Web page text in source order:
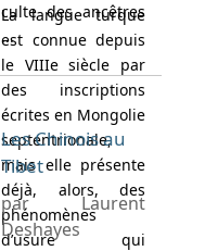
culte des ancêtres
...
La langue turque
est connue depuis
le VIIIe siècle par
des inscriptions
écrites en Mongolie
septentrionale,
mais elle présente
déjà, alors, des
phénomènes
d’usure qui
Les Chinois au
Tibet
par Laurent
Deshayes